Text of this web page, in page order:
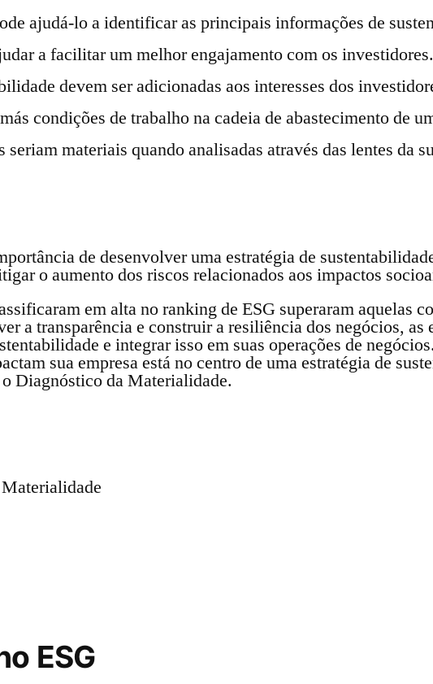
ajudá-lo a identificar as principais informações de
a facilitar um melhor engajamento com os
devem ser adicionadas aos interesses dos
condições de trabalho na cadeia de abastecimento de
materiais quando analisadas através das lentes da
de desenvolver uma estratégia de
o aumento dos riscos relacionados aos impactos
em alta no ranking de ESG superaram aquelas
a transparência e construir a resiliência dos negócios, as
e integrar isso em suas operações de negócios.
sua empresa está no centro de uma estratégia de
Diagnóstico da Materialidade.
ESG